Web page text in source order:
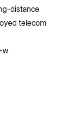
distance
telecom
w